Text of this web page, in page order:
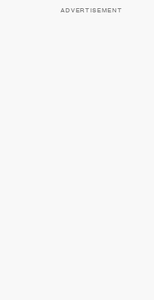
ADVERTISEMENT